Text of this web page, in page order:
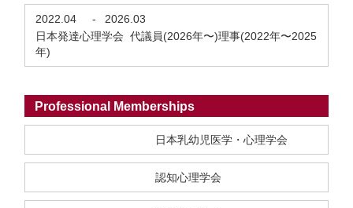
2022.04 -
2026.03
日本発達心理学会 代議員(2026年〜)理事(2022年〜2025
年)
Professional Memberships
日本乳幼児医学・心理学会
認知心理学会